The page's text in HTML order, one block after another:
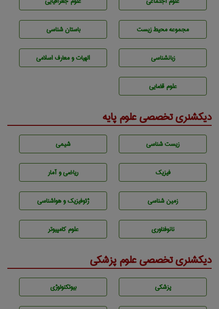
مجموعه محيط زيست باستان شناسی
زبانشناسی الهیات و معارف اسلامی
علوم قضایی
دیکشنری تخصصی علوم پایه
زيست شناسی شيمی
فیزیک ریاضی و آمار
زمين شناسی ژئوفيزيك و هواشناسی
نانوفناوری علوم کامپیوتر
دیکشنری تخصصی علوم پزشکی
پزشكی بيوتكنولوژی